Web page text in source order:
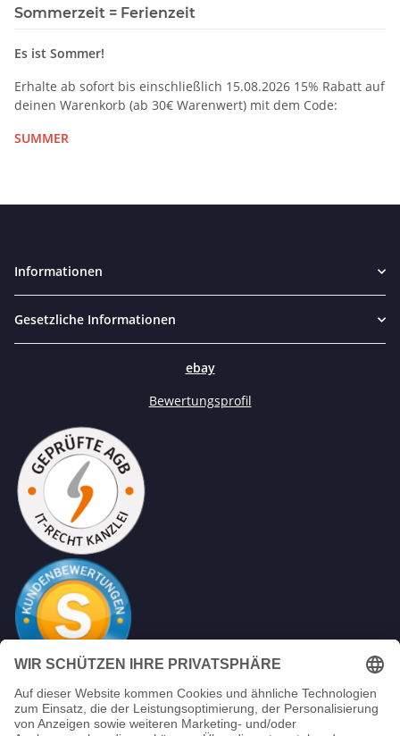
Diese Banner ist ohne Funktion
Sommerzeit = Ferienzeit
Es ist Sommer!
Erhalte ab sofort bis einschließlich 15.08.2026 15% Rabatt auf
deinen Warenkorb (ab 30€ Warenwert) mit dem Code:
SUMMER
Informationen
Gesetzliche Informationen
ebay
Bewertungsprofil
Mein Unternehmen sammelt über den unabhängigen
Dienstleister SHOPVOTE Bewertungen. SHOPVOTE setzt